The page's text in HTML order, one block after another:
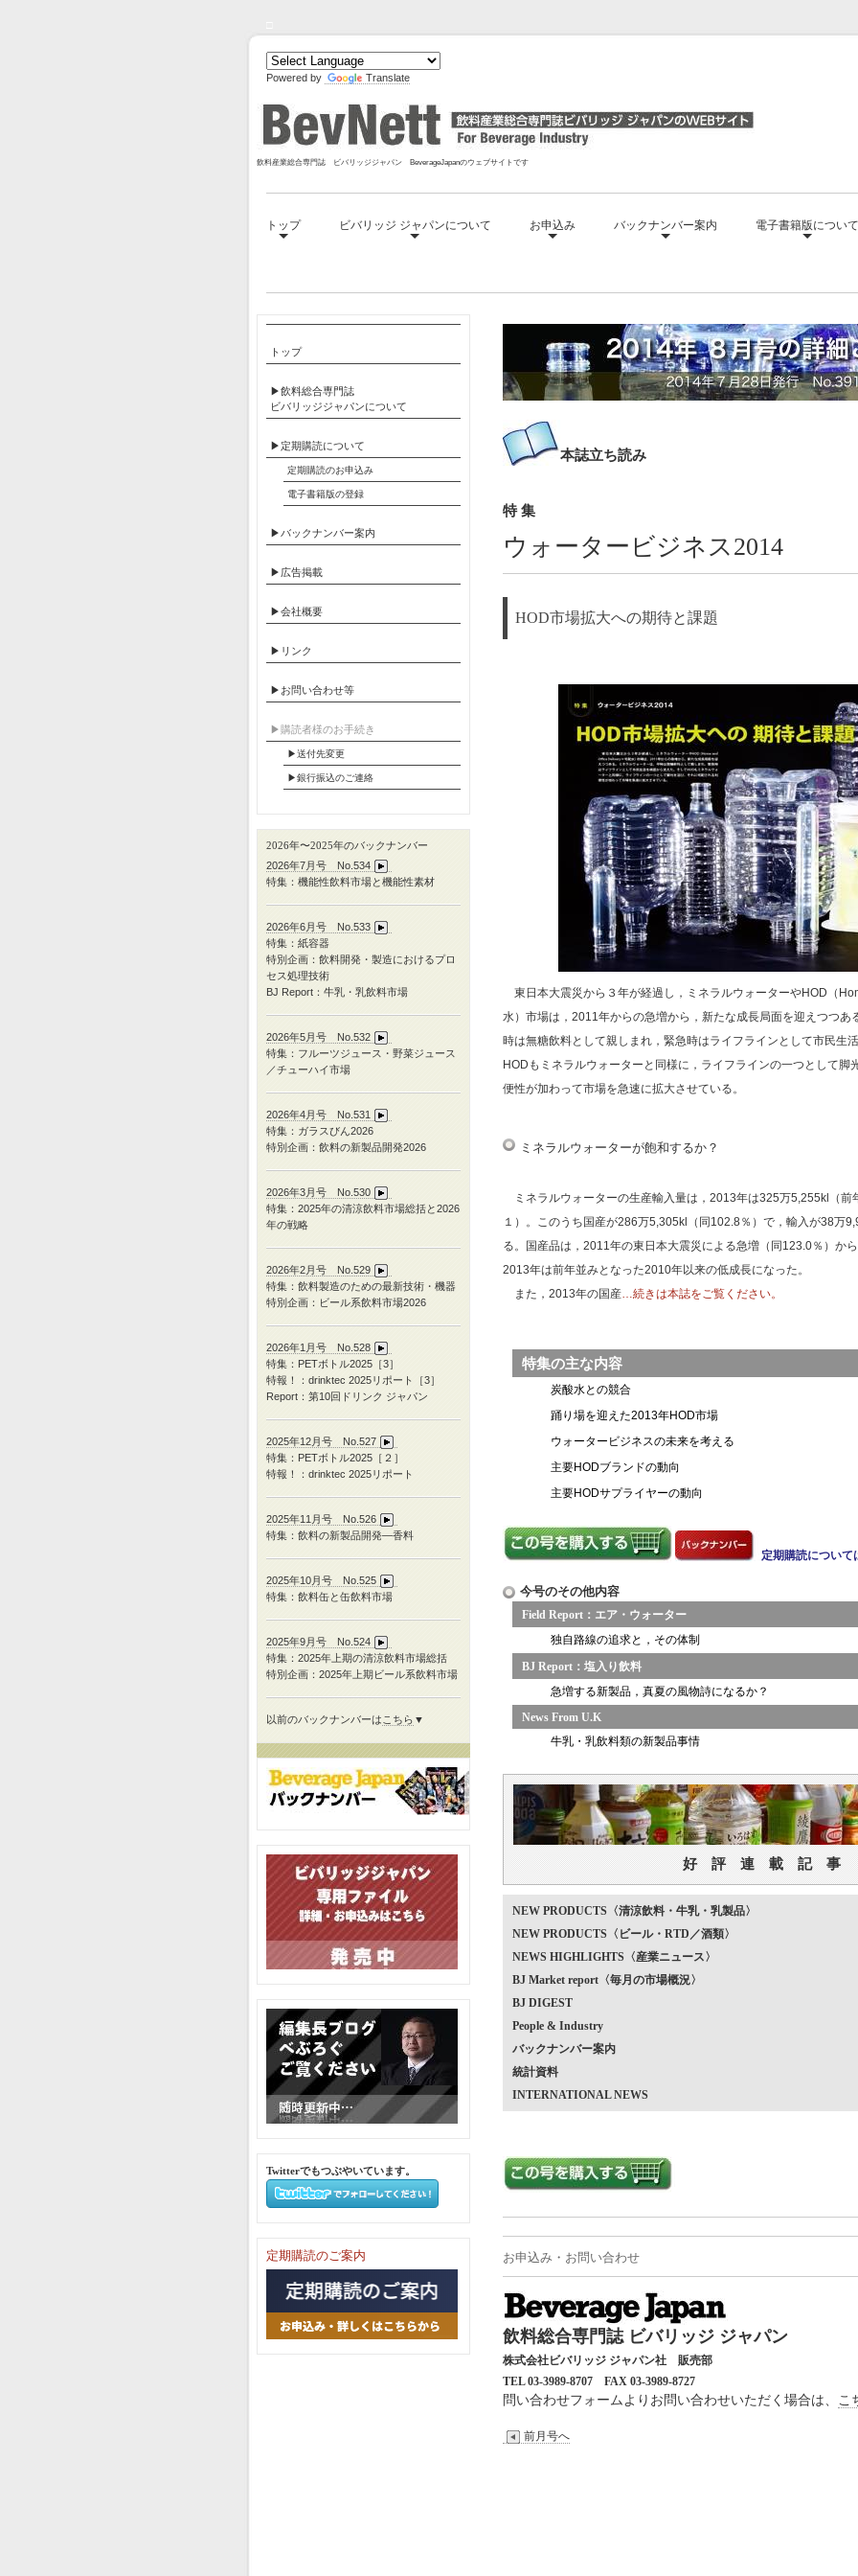
Powered by Translate
飲料産業総合専門誌 ビバリッジジャパン BeverageJapanのウェブサイトです
トップ ビバリッジ ジャパンについて お申込み バックナンバー案内 電子書籍版について
本誌立ち読み
特 集
ウォータービジネス2014
HOD市場拡大への期待と課題
東日本大震災から３年が経過し，ミネラルウォーターやHOD（
水）市場は，2011年からの急増から，新たな成長局面を迎えつつあ
時は無糖飲料として親しまれ，緊急時はライフラインとして市民生
HODもミネラルウォーターと同様に，ライフラインの一つとして脚
便性が加わって市場を急速に拡大させている。
ミネラルウォーターが飽和するか？
ミネラルウォーターの生産輸入量は，2013年は325万5,255kl（前
１）。このうち国産が286万5,305kl（同102.8％）で，輸入が38万
る。国産品は，2011年の東日本大震災による急増（同123.0％）か
2013年は前年並みとなった2010年以来の低成長になった。
また，2013年の国産…続きは本誌をご覧ください。
特集の主な内容
炭酸水との競合
踊り場を迎えた2013年HOD市場
ウォータービジネスの未来を考える
主要HODブランドの動向
主要HODサプライヤーの動向
定期購読につい
今号のその他内容
Field Report：エア・ウォーター
独自路線の追求と，その体制
BJ Report：塩入り飲料
急増する新製品，真夏の風物詩になるか？
News From U.K
牛乳・乳飲料類の新製品事情
好 評 連 載 記 事
NEW PRODUCTS〈清涼飲料・牛乳・乳製品〉
NEW PRODUCTS〈ビール・RTD／酒類〉
NEWS HIGHLIGHTS〈産業ニュース〉
BJ Market report〈毎月の市場概況〉
BJ DIGEST
People & Industry
バックナンバー案内
統計資料
INTERNATIONAL NEWS
お申込み・お問い合わせ
飲料総合専門誌 ビバリッジ ジャパン
株式会社ビバリッジ ジャパン社 販売部
TEL 03-3989-8707 FAX 03-3989-8727
問い合わせフォームよりお問い合わせいただく場合は、 こ
前月号へ
トップ
▶飲料総合専門誌
ビバリッジジャパンについて
▶定期購読について
定期購読のお申込み
電子書籍版の登録
▶バックナンバー案内
▶広告掲載
▶会社概要
▶リンク
▶お問い合わせ等
▶︎購読者様のお手続き
▶送付先変更
▶︎銀行振込のご連絡
2026年〜2025年のバックナンバー
2026年7月号 No.534
特集：機能性飲料市場と機能性素材
2026年6月号 No.533
特集：紙容器
特別企画：飲料開発・製造におけるプロ
セス処理技術
BJ Report：牛乳・乳飲料市場
2026年5月号 No.532
特集：フルーツジュース・野菜ジュース
／チューハイ市場
2026年4月号 No.531
特集：ガラスびん2026
特別企画：飲料の新製品開発2026
2026年3月号 No.530
特集： 2025年の清涼飲料市場総括と2026
年の戦略
2026年2月号 No.529
特集：飲料製造のための最新技術・機器
特別企画：ビール系飲料市場2026
2026年1月号 No.528
特集：PETボトル2025［3］
特報！：drinktec 2025リポート［3］
Report：第10回ドリンク ジャパン
2025年12月号 No.527
特集： PETボトル2025［２］
特報！： drinktec 2025リポート
2025年11月号 No.526
特集：飲料の新製品開発―香料
2025年10月号 No.525
特集：飲料缶と缶飲料市場
2025年9月号 No.524
特集： 2025年上期の清涼飲料市場総括
特別企画： 2025年上期ビール系飲料市場
以前のバックナンバーは こちら ▼
Twitterでもつぶやいています。
定期購読のご案内